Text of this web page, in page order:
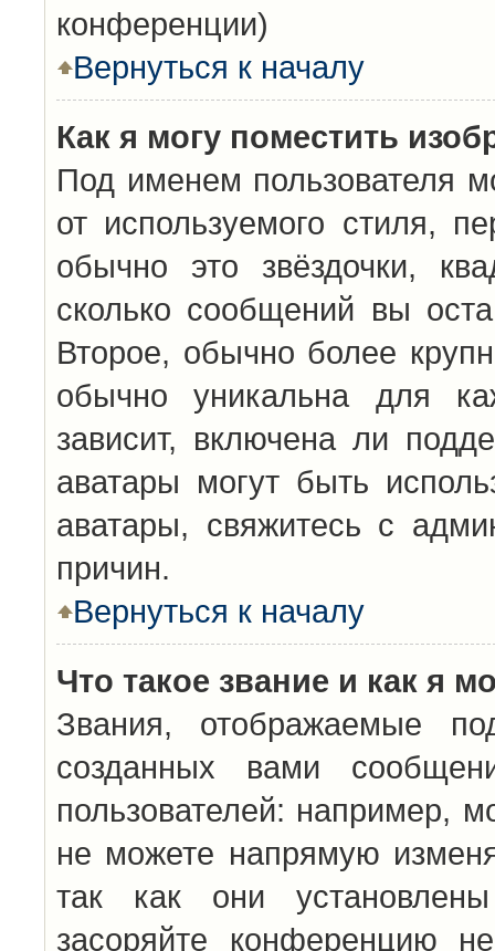
конференции)
Вернуться к началу
Как я могу поместить
Под именем пользователя
от используемого стиля,
обычно это звёздочки,
сколько сообщений вы
Второе, обычно более
обычно уникальна для
зависит, включена ли
аватары могут быть
аватары, свяжитесь с
причин.
Вернуться к началу
Что такое звание и как я
Звания, отображаемые
созданных вами
пользователей: например,
не можете напрямую
так как они
засоряйте конференцию